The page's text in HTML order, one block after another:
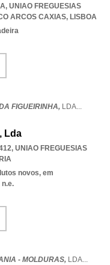
, UNIAO FREGUESIAS
ARCOS CAXIAS, LISBOA
FIGUEIRINHA, LDA...
Lda
, UNIAO FREGUESIAS
novos, em
- MOLDURAS, LDA...